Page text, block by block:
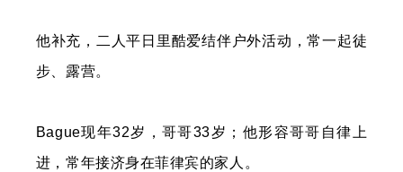
他补充，二人平日里酷爱结伴户外活动，常一起徒
步、露营。
Bague现年32岁，哥哥33岁；他形容哥哥自律上
进，常年接济身在菲律宾的家人。